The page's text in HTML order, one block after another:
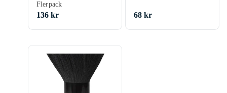
Flerpack
136 kr 68 kr